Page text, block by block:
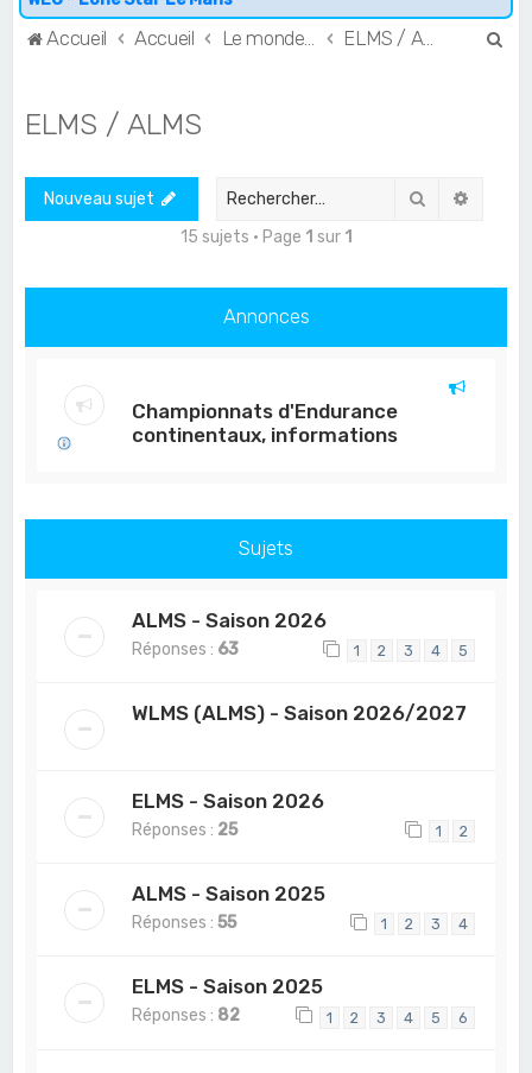
Accueil Accueil
ELMS / ALMS
Nouveau sujet Rechercher
15 sujets • Page 1 sur 1
Annonces
Championnats d'Endurance
continentaux, informations
Sujets
ALMS - Saison 2026
Réponses : 63 1 2 3 4 5
WLMS (ALMS) - Saison 2026/2027
ELMS - Saison 2026
Réponses : 25 1 2
ALMS - Saison 2025
Réponses :55 1 2 3 4
ELMS - Saison 2025
Réponses : 82 1 2 3 4 5 6